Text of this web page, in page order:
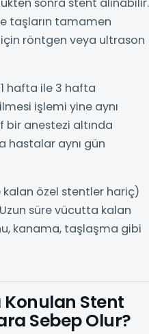
taşların tamamen
röntgen veya ultrason
hafta ile 3 hafta
işlemi yine aynı
anestezi altında
hastalar aynı gün
kalan özel stentler hariç)
süre vücutta kalan
kanama, taşlaşma gibi
Konulan Stent
Sebep Olur?